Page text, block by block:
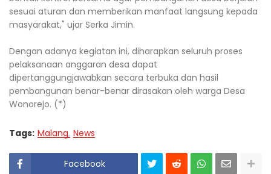
sesuai aturan dan memberikan manfaat langsung kepada
masyarakat," ujar Serka Jimin.
Dengan adanya kegiatan ini, diharapkan seluruh proses
pelaksanaan anggaran desa dapat
dipertanggungjawabkan secara terbuka dan hasil
pembangunan benar-benar dirasakan oleh warga Desa
Wonorejo. (*)
Tags: Malang News
Facebook